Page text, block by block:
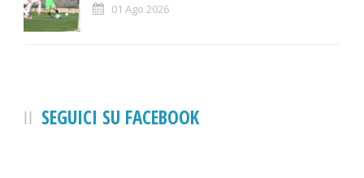
01 Ago 2026
SEGUICI SU FACEBOOK